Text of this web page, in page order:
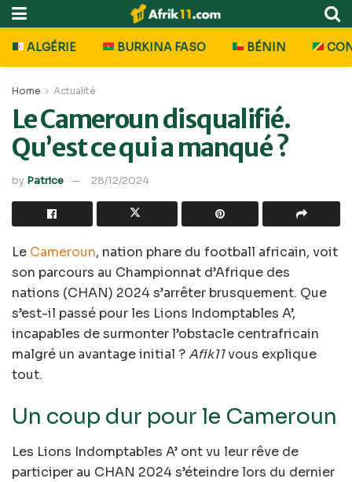
ALGÉRIE BURKINA FASO BÉNIN
Home Actualité
Le Cameroun disqualifié.
Qu’est ce qui a manqué ?
by Patrice 28/12/2024
Le Cameroun, nation phare du football africain, voit
son parcours au Championnat d’Afrique des
nations (CHAN) 2024 s’arrêter brusquement. Que
s’est-il passé pour les Lions Indomptables A’,
incapables de surmonter l’obstacle centrafricain
malgré un avantage initial ?Afik11vous explique
tout.
Un coup dur pour le Cameroun
Les Lions Indomptables A’ ont vu leur rêve de
participer au CHAN 2024 s’éteindre lors du dernier